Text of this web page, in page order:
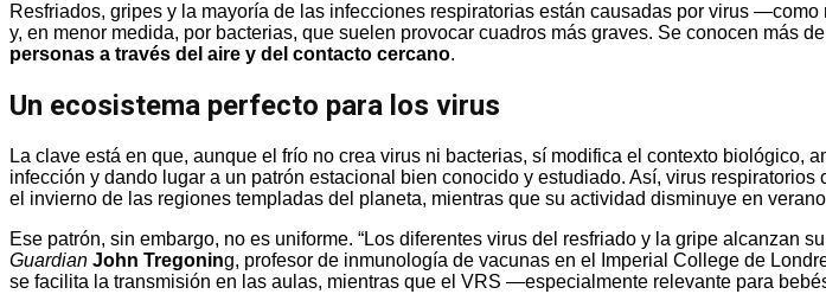
Resfriados, gripes y la mayoría de las infecciones respiratorias están causadas por virus
y, en menor medida, por bacterias, que suelen provocar cuadros más graves. Se conocen más
personas a través del aire y del contacto cercano.
Un ecosistema perfecto para los virus
La clave está en que, aunque el frío no crea virus ni bacterias, sí modifica el contexto
infección y dando lugar a un patrón estacional bien conocido y estudiado. Así, virus
el invierno de las regiones templadas del planeta, mientras que su actividad disminuye en
Ese patrón, sin embargo, no es uniforme. “Los diferentes virus del resfriado y la gripe alcanzan
Guardian John Tregoning, profesor de inmunología de vacunas en el Imperial College de
se facilita la transmisión en las aulas, mientras que el VRS —especialmente relevante para